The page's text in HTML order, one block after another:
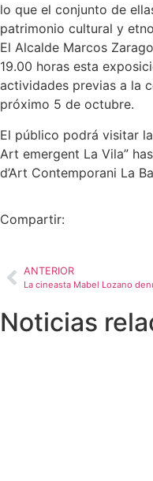
lo que el conjunto de
patrimonio cultural y
El Alcalde Marcos
19.00 horas esta
actividades previas a la
próximo 5 de octubre.
El público podrá visitar
Art emergent La Vila”
d’Art Contemporani La
Compartir:
ANTERIOR
Noticias